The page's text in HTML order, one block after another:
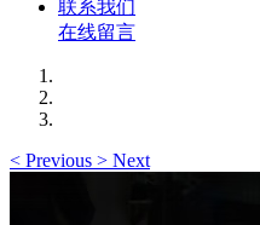
联系我们
在线留言
< Previous > Next